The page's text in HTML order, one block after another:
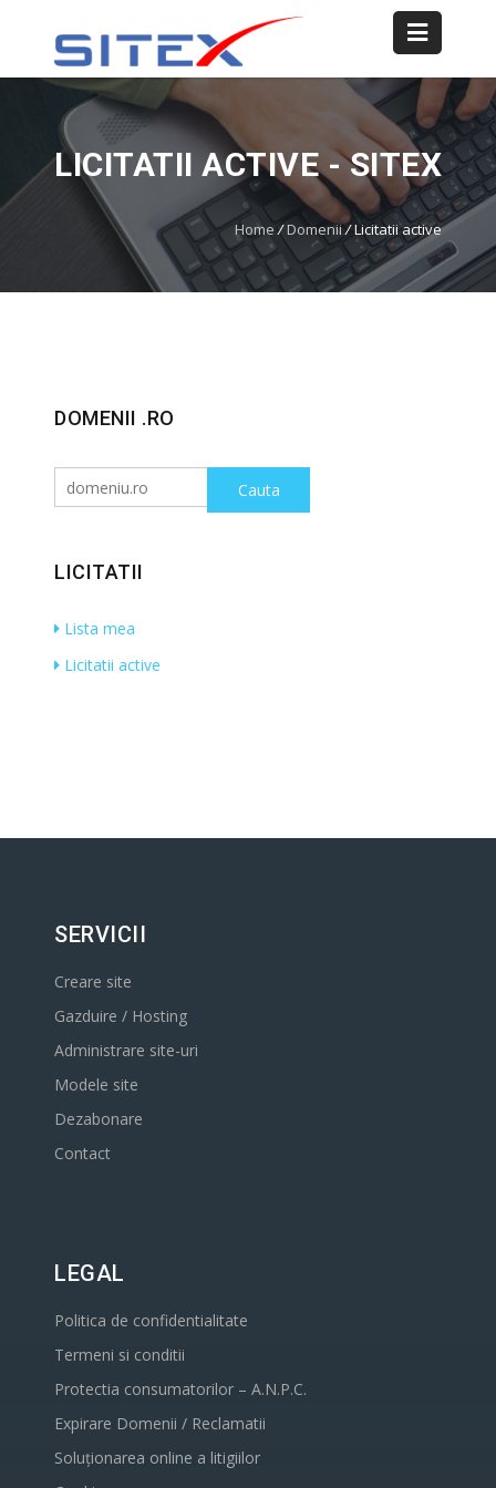
LICITATII ACTIVE - SITEX
Home /Domenii/Licitatii active
DOMENII .RO
LICITATII
Lista mea
Licitatii active
SERVICII
Creare site
Gazduire / Hosting
Administrare site-uri
Modele site
Dezabonare
Contact
LEGAL
Politica de confidentialitate
Termeni si conditii
Protectia consumatorilor – A.N.P.C.
Expirare Domenii / Reclamatii
Soluționarea online a litigiilor